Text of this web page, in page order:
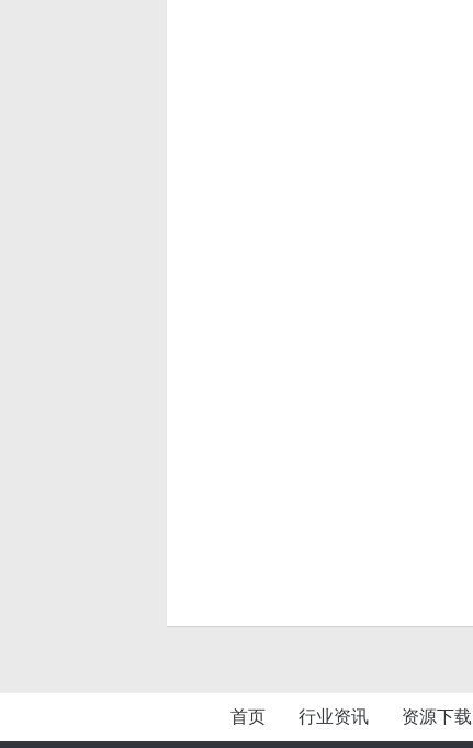
首页 行业资讯 资源下载